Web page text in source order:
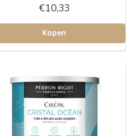
€10,33
Kopen